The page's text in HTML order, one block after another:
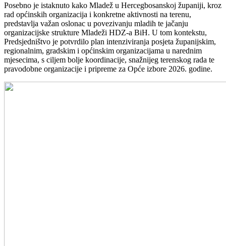
Posebno je istaknuto kako Mladež u Hercegbosanskoj županiji, kroz
rad općinskih organizacija i konkretne aktivnosti na terenu,
predstavlja važan oslonac u povezivanju mladih te jačanju
organizacijske strukture Mladeži HDZ-a BiH. U tom kontekstu,
Predsjedništvo je potvrdilo plan intenziviranja posjeta županijskim,
regionalnim, gradskim i općinskim organizacijama u narednim
mjesecima, s ciljem bolje koordinacije, snažnijeg terenskog rada te
pravodobne organizacije i pripreme za Opće izbore 2026. godine.